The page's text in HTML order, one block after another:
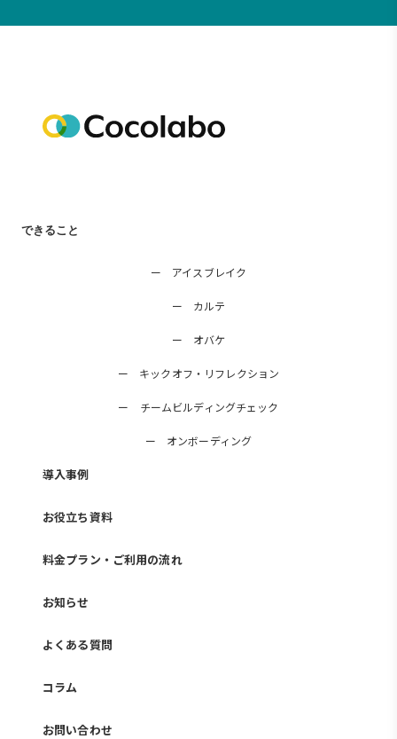
できること
ー アイスブレイク
ー カルテ
ー オバケ
ー キックオフ・リフレクション
ー チームビルディングチェック
ー オンボーディング
導入事例
お役立ち資料
料金プラン・ご利用の流れ
お知らせ
よくある質問
コラム
お問い合わせ